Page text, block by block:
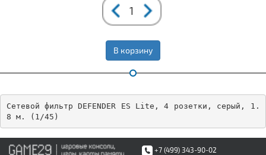
В корзину
Сетевой фильтр DEFENDER ES Lite, 4 розетки, серый, 1.
8 м. (1/45)
+7 (499) 343-90-02